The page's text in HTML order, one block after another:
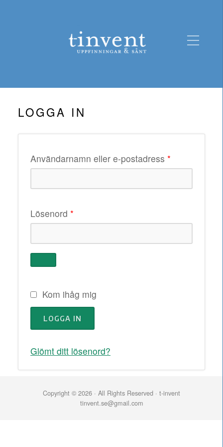
LOGGA IN
Användarnamn eller e-postadress *
Lösenord *
Kom ihåg mig
LOGGA IN
Glömt ditt lösenord?
Copyright © 2026 · All Rights Reserved · t-invent
tinvent.se@gmail.com